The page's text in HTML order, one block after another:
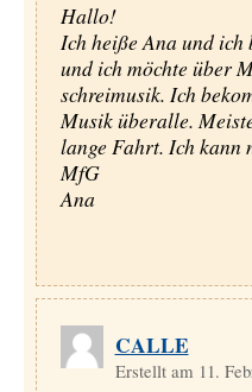
Hallo!
Ich heiße Ana und ich
und ich möchte über
schreimusik. Ich
Musik überalle.
lange Fahrt. Ich kann
MfG
Ana
CALLE
Erstellt am 11.